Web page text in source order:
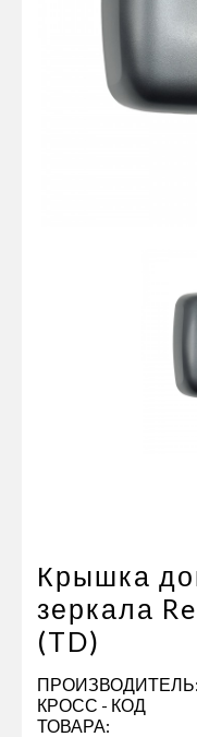
Запчасти
Малый
Маркировочные
Автономное
Стяжные
Крышка
зеркала
(TD)
ПРОИЗВОДИТЕЛЬ:
КРОСС - КОД
ТОВАРА: